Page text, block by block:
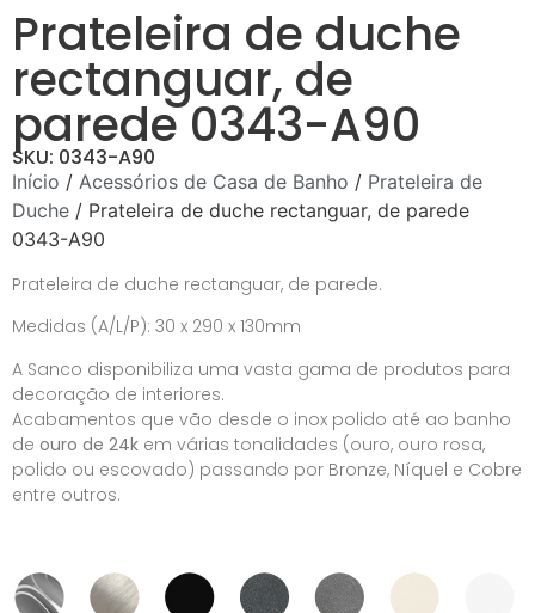
Prateleira de duche
rectanguar, de
parede 0343-A90
SKU: 0343-A90
Início / Acessórios de Casa de Banho / Prateleira de
Duche / Prateleira de duche rectanguar, de parede
0343-A90
Prateleira de duche rectanguar, de parede.
Medidas (A/L/P): 30 x 290 x 130mm
A Sanco disponibiliza uma vasta gama de produtos para
decoração de interiores.
Acabamentos que vão desde o inox polido até ao banho
de ouro de 24k em várias tonalidades (ouro, ouro rosa,
polido ou escovado) passando por Bronze, Níquel e Cobre
entre outros.